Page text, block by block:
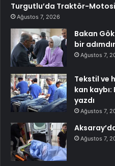
Turgutlu’da Traktör-
Ağustos 7, 2026
Bakan
bir adımdır
Ağustos 7,
Tekstil ve
kan
yazdı
Ağustos 7,
Ağustos 7,